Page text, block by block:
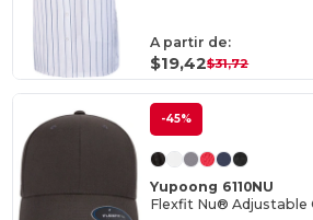
A partir de:
$19,42$31,72
-45%
Yupoong 6110NU
Flexfit Nu® Adjustable